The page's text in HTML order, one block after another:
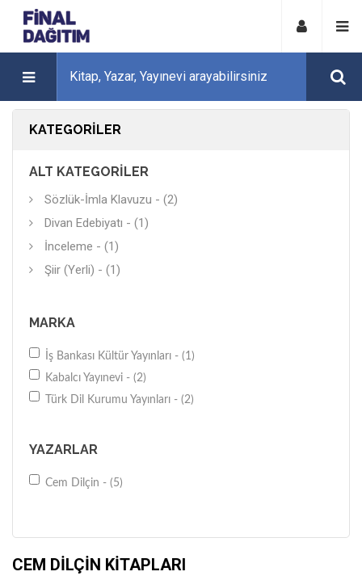
KATEGORILER
ALT KATEGORILER
Sözlük-İmla Klavuzu - (2)
Divan Edebiyatı - (1)
İnceleme - (1)
Şiir (Yerli) - (1)
MARKA
İş Bankası Kültür Yayınları - (1)
Kabalcı Yayınevi - (2)
Türk Dil Kurumu Yayınları - (2)
YAZARLAR
Cem Dilçin - (5)
CEM DILÇIN KITAPLARI